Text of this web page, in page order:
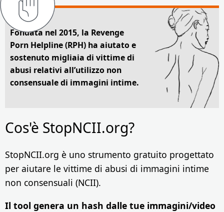
Fondata nel 2015, la Revenge
Porn Helpline (RPH) ha aiutato e
sostenuto migliaia di vittime di
abusi relativi all’utilizzo non
consensuale di immagini intime.
Cos'è StopNCII.org?
StopNCII.org è uno strumento gratuito progettato
per aiutare le vittime di abusi di immagini intime
non consensuali (NCII).
Il tool genera un hash dalle tue immagini/video